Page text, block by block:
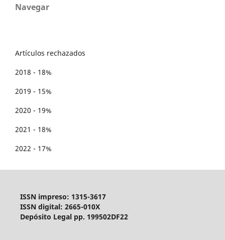
Navegar
Artículos rechazados
2018 - 18%
2019 - 15%
2020 - 19%
2021 - 18%
2022 - 17%
ISSN impreso: 1315-3617
ISSN digital: 2665-010X
Depósito Legal pp. 199502DF22